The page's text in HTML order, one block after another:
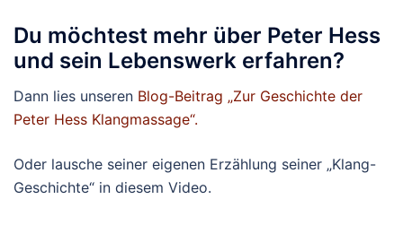
Du möchtest mehr über Peter Hess
und sein Lebenswerk erfahren?
Dann lies unseren Blog-Beitrag „Zur Geschichte der
Peter Hess Klangmassage“.
Oder lausche seiner eigenen Erzählung seiner „Klang-
Geschichte“ in diesem Video.